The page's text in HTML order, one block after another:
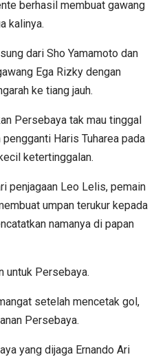
berhasil membuat gawang
kalinya.
dari Sho Yamamoto dan
Ega Rizky dengan
ke tiang jauh.
Persebaya tak mau tinggal
Haris Tuharea pada
ketertinggalan.
penjagaan Leo Lelis, pemain
umpan terukur kepada
namanya di papan
untuk Persebaya.
setelah mencetak gol,
Persebaya.
yang dijaga Ernando Ari